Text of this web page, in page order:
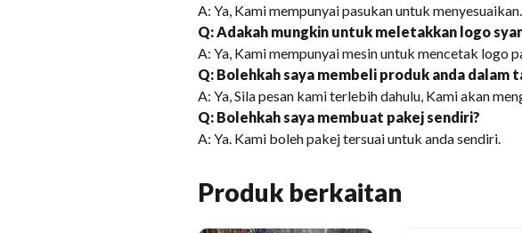
A: Ya, Kami mempunyai pasukan untuk menyesuaikan.
Q: Adakah mungkin untuk meletakkan logo
A: Ya, Kami mempunyai mesin untuk mencetak logo
Q: Bolehkah saya membeli produk anda dalam
A: Ya, Sila pesan kami terlebih dahulu, Kami akan
Q: Bolehkah saya membuat pakej sendiri?
A: Ya. Kami boleh pakej tersuai untuk anda sendiri.
Produk berkaitan